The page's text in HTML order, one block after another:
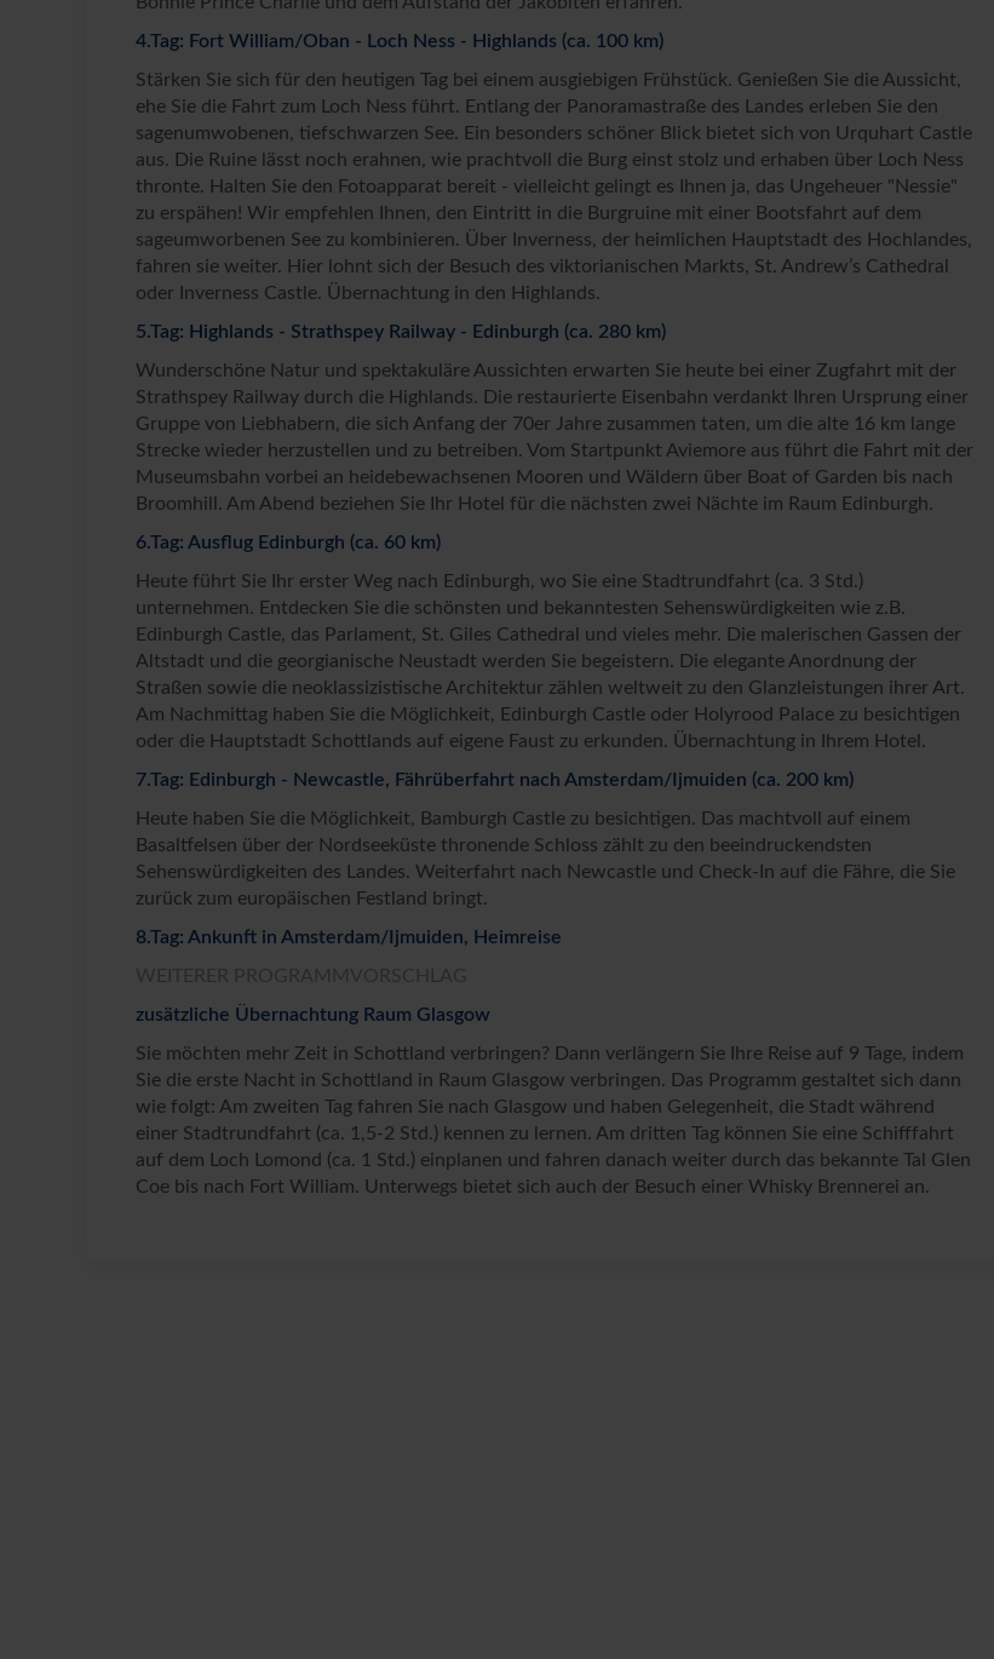
4.Tag: Fort William/Oban - Loch Ness - Highlands (ca. 100 km)
Stärken Sie sich für den heutigen Tag bei einem ausgiebigen Frühstück. Genießen Sie die Aussicht,
ehe Sie die Fahrt zum Loch Ness führt. Entlang der Panoramastraße des Landes erleben Sie den
sagenumwobenen, tiefschwarzen See. Ein besonders schöner Blick bietet sich von Urquhart Castle
aus. Die Ruine lässt noch erahnen, wie prachtvoll die Burg einst stolz und erhaben über Loch Ness
thronte. Halten Sie den Fotoapparat bereit - vielleicht gelingt es Ihnen ja, das Ungeheuer "Nessie"
zu erspähen! Wir empfehlen Ihnen, den Eintritt in die Burgruine mit einer Bootsfahrt auf dem
sageumworbenen See zu kombinieren. Über Inverness, der heimlichen Hauptstadt des Hochlandes,
fahren sie weiter. Hier lohnt sich der Besuch des viktorianischen Markts, St. Andrew’s Cathedral
oder Inverness Castle. Übernachtung in den Highlands.
5.Tag: Highlands - Strathspey Railway - Edinburgh (ca. 280 km)
Wunderschöne Natur und spektakuläre Aussichten erwarten Sie heute bei einer Zugfahrt mit der
Strathspey Railway durch die Highlands. Die restaurierte Eisenbahn verdankt Ihren Ursprung einer
Gruppe von Liebhabern, die sich Anfang der 70er Jahre zusammen taten, um die alte 16 km lange
Strecke wieder herzustellen und zu betreiben. Vom Startpunkt Aviemore aus führt die Fahrt mit der
Museumsbahn vorbei an heidebewachsenen Mooren und Wäldern über Boat of Garden bis nach
Broomhill. Am Abend beziehen Sie Ihr Hotel für die nächsten zwei Nächte im Raum Edinburgh.
6.Tag: Ausflug Edinburgh (ca. 60 km)
Heute führt Sie Ihr erster Weg nach Edinburgh, wo Sie eine Stadtrundfahrt (ca. 3 Std.)
unternehmen. Entdecken Sie die schönsten und bekanntesten Sehenswürdigkeiten wie z.B.
Edinburgh Castle, das Parlament, St. Giles Cathedral und vieles mehr. Die malerischen Gassen der
Altstadt und die georgianische Neustadt werden Sie begeistern. Die elegante Anordnung der
Straßen sowie die neoklassizistische Architektur zählen weltweit zu den Glanzleistungen ihrer Art.
Am Nachmittag haben Sie die Möglichkeit, Edinburgh Castle oder Holyrood Palace zu besichtigen
oder die Hauptstadt Schottlands auf eigene Faust zu erkunden. Übernachtung in Ihrem Hotel.
7.Tag: Edinburgh - Newcastle, Fährüberfahrt nach Amsterdam/Ijmuiden (ca. 200 km)
Heute haben Sie die Möglichkeit, Bamburgh Castle zu besichtigen. Das machtvoll auf einem
Basaltfelsen über der Nordseeküste thronende Schloss zählt zu den beeindruckendsten
Sehenswürdigkeiten des Landes. Weiterfahrt nach Newcastle und Check-In auf die Fähre, die Sie
zurück zum europäischen Festland bringt.
8.Tag: Ankunft in Amsterdam/Ijmuiden, Heimreise
WEITERER PROGRAMMVORSCHLAG
zusätzliche Übernachtung Raum Glasgow
Sie möchten mehr Zeit in Schottland verbringen? Dann verlängern Sie Ihre Reise auf 9 Tage, indem
Sie die erste Nacht in Schottland in Raum Glasgow verbringen. Das Programm gestaltet sich dann
wie folgt: Am zweiten Tag fahren Sie nach Glasgow und haben Gelegenheit, die Stadt während
einer Stadtrundfahrt (ca. 1,5-2 Std.) kennen zu lernen. Am dritten Tag können Sie eine Schifffahrt
auf dem Loch Lomond (ca. 1 Std.) einplanen und fahren danach weiter durch das bekannte Tal Glen
Coe bis nach Fort William. Unterwegs bietet sich auch der Besuch einer Whisky Brennerei an.